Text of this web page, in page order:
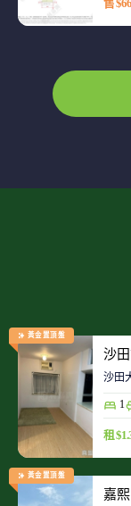
售
黃金置頂盤
沙
沙田
1
租
黃金置頂盤
嘉